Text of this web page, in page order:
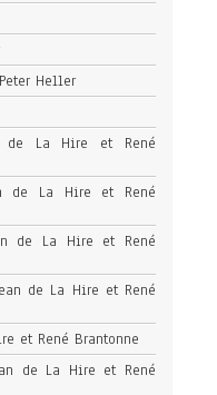
Heller
de La Hire et René
de La Hire et René
de La Hire et René
de La Hire et René
et René Brantonne
de La Hire et René